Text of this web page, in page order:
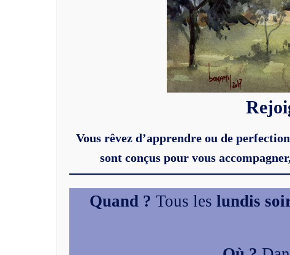
Vous rêvez d’apprendre ou de
sont conçus pour vous
Quand ? Tous les lundis